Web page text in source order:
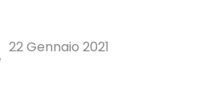
22 Gennaio 2021